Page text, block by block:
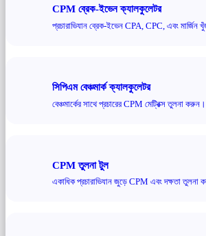
CPM ব্রেক-ইভেন ক্যালকুলেটর
প্রচারাভিযান ব্রেক-ইভেন CPA, CPC, এবং মার্জিন
সিপিএম বেঞ্চমার্ক ক্যালকুলেটর
বেঞ্চমার্কের সাথে প্রচারের CPM মেট্রিক্স তুলনা করুন।
CPM তুলনা টুল
একাধিক প্রচারাভিযান জুড়ে CPM এবং দক্ষতা তুলনা